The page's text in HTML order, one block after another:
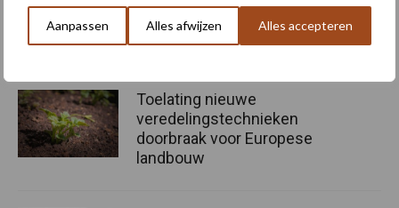
Aanpassen Alles afwijzen Alles accepteren
Bron:WUR
Aanbevolen voor jou! veredeling
Toelating nieuwe
veredelingstechnieken
doorbraak voor Europese
landbouw